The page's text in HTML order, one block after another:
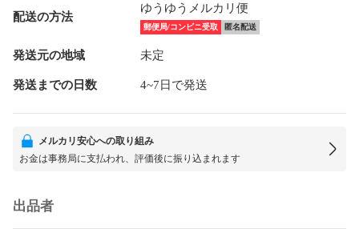
配送の方法
ゆうゆうメルカリ便
郵便局/コンビニ受取 匿名配送
発送元の地域 未定
発送までの日数 4~7日で発送
メルカリ安心への取り組み
お金は事務局に支払われ、評価後に振り込まれます
出品者